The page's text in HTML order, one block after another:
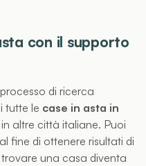
con il supporto
di ricerca
tutte le case in asta in
altre città italiane. Puoi
fine di ottenere risultati di
una casa diventa